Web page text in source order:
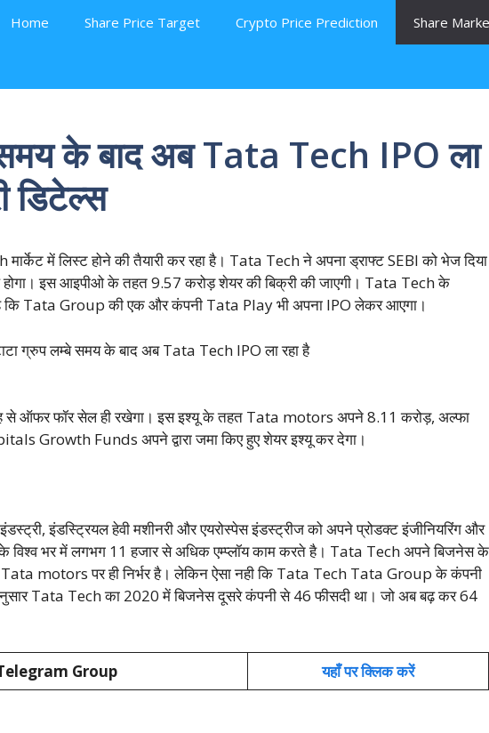
Home Share Price Target Crypto Price Prediction Share
के बाद अब Tata Tech IPO ला
डिटेल्स
में लिस्ट होने की तैयारी कर रहा है। Tata Tech ने अपना ड्राफ्ट SEBI को भेज दिया
इस आइपीओ के तहत 9.57 करोड़ शेयर की बिक्री की जाएगी। Tata Tech के
है कि Tata Group की एक और कंपनी Tata Play भी अपना IPO लेकर आएगा।
से ऑफर फॉर सेल ही रखेगा। इस इश्यू के तहत Tata motors अपने 8.11 करोड़, अल्फा
Growth Funds अपने द्वारा जमा किए हुए शेयर इश्यू कर देगा।
इंडस्ट्रियल हेवी मशीनरी और एयरोस्पेस इंडस्ट्रीज को अपने प्रोडक्ट इंजीनियरिंग और
विश्व भर में लगभग 11 हजार से अधिक एम्प्लॉय काम करते है। Tata Tech अपने बिजनेस के
motors पर ही निर्भर है। लेकिन ऐसा नही कि Tata Tech Tata Group के कंपनी
Tata Tech का 2020 में बिजनेस दूसरे कंपनी से 46 फीसदी था। जो अब बढ़ कर 64
Group यहाँ पर क्लिक करें